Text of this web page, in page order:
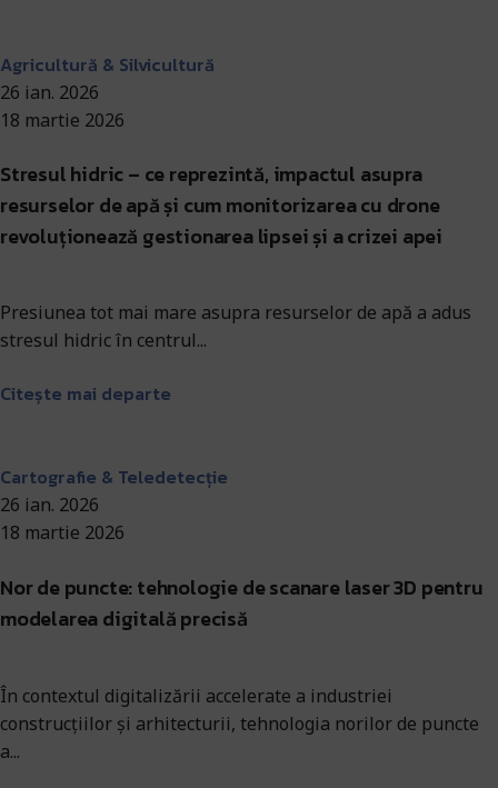
Agricultură & Silvicultură
26 ian. 2026
18 martie 2026
Stresul hidric – ce reprezintă, impactul asupra
resurselor de apă și cum monitorizarea cu drone
revoluționează gestionarea lipsei și a crizei apei
Presiunea tot mai mare asupra resurselor de apă a adus
stresul hidric în centrul...
Citește mai departe
Cartografie & Teledetecție
26 ian. 2026
18 martie 2026
Nor de puncte: tehnologie de scanare laser 3D pentru
modelarea digitală precisă
În contextul digitalizării accelerate a industriei
construcțiilor și arhitecturii, tehnologia norilor de puncte
a...